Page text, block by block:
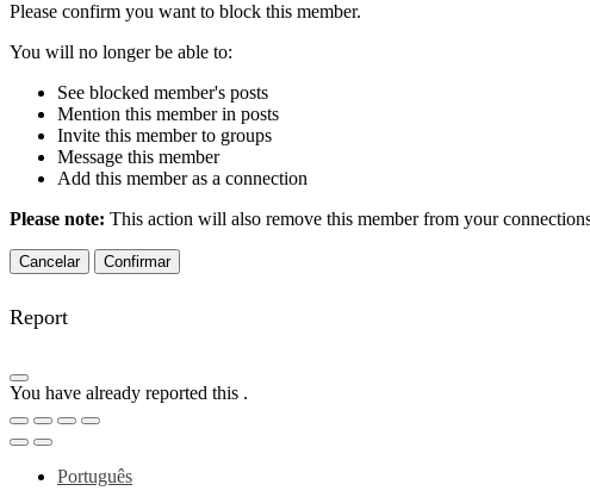
Please confirm you want to block this member.
You will no longer be able to:
See blocked member's posts
Mention this member in posts
Invite this member to groups
Message this member
Add this member as a connection
Please note: This action will also remove this member from your
Confirmar
Report
You have already reported this .
Português